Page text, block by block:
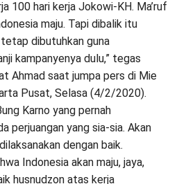
100 hari kerja Jokowi-KH. Ma’ruf
maju. Tapi dibalik itu
dibutuhkan guna
kampanyenya dulu,” tegas
Ahmad saat jumpa pers di Mie
Pusat, Selasa (4/2/2020).
Karno yang pernah
perjuangan yang sia-sia. Akan
dengan baik.
Indonesia akan maju, jaya,
husnudzon atas kerja